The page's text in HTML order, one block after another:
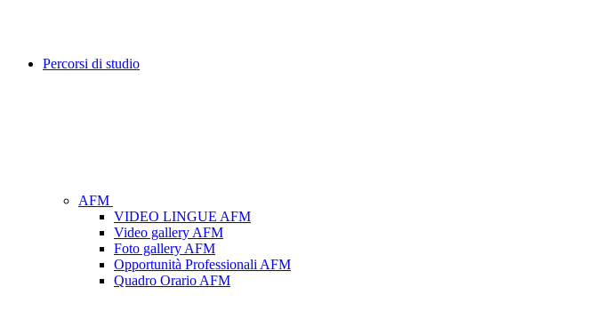
Percorsi di studio
AFM
VIDEO LINGUE AFM
Video gallery AFM
Foto gallery AFM
Opportunità Professionali AFM
Quadro Orario AFM